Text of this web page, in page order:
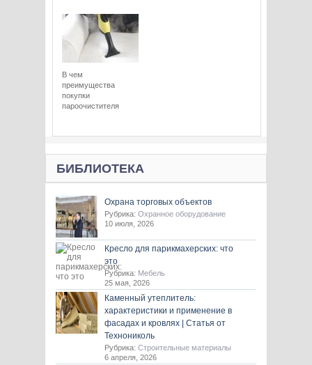
В чем
преимущества
покупки
пароочистителя
БИБЛИОТЕКА
Охрана торговых объектов
Рубрика: Охранное оборудование
10 июля, 2026
Кресло для парикмахерских: что
это
Рубрика: Мебель
25 мая, 2026
Каменный утеплитель:
характеристики и применение в
фасадах и кровлях | Статья от
Технониколь
Рубрика: Строительные материалы
6 апреля, 2026